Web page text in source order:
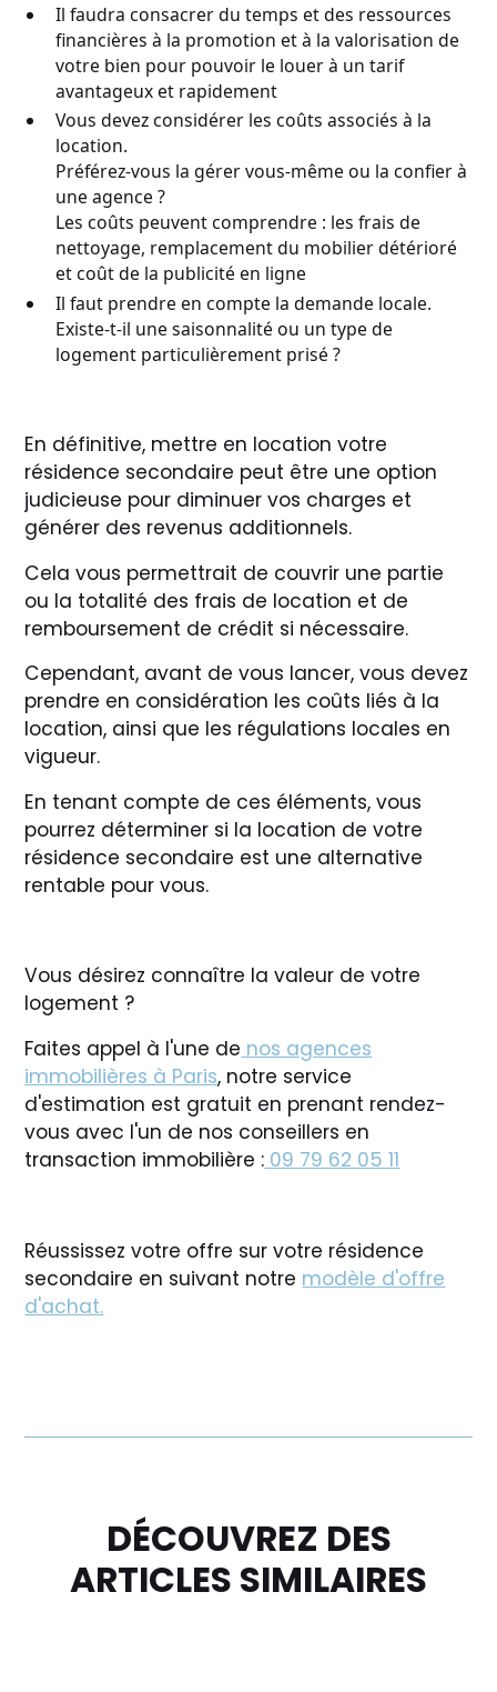
Il faudra consacrer du temps et des ressources
financières à la promotion et à la valorisation de
votre bien pour pouvoir le louer à un tarif
avantageux et rapidement
Vous devez considérer les coûts associés à la
location.
Préférez-vous la gérer vous-même ou la confier à
une agence ?
Les coûts peuvent comprendre : les frais de
nettoyage, remplacement du mobilier détérioré
et coût de la publicité en ligne
Il faut prendre en compte la demande locale.
Existe-t-il une saisonnalité ou un type de
logement particulièrement prisé ?
En définitive, mettre en location votre
résidence secondaire peut être une option
judicieuse pour diminuer vos charges et
générer des revenus additionnels.
Cela vous permettrait de couvrir une partie
ou la totalité des frais de location et de
remboursement de crédit si nécessaire.
Cependant, avant de vous lancer, vous devez
prendre en considération les coûts liés à la
location, ainsi que les régulations locales en
vigueur.
En tenant compte de ces éléments, vous
pourrez déterminer si la location de votre
résidence secondaire est une alternative
rentable pour vous.
Vous désirez connaître la valeur de votre
logement ?
Faites appel à l'une de nos agences
immobilières à Paris, notre service
d'estimation est gratuit en prenant rendez-
vous avec l'un de nos conseillers en
transaction immobilière : 09 79 62 05 11
Réussissez votre offre sur votre résidence
secondaire en suivant notre modèle d'offre
d'achat.
DÉCOUVREZ DES
ARTICLES SIMILAIRES